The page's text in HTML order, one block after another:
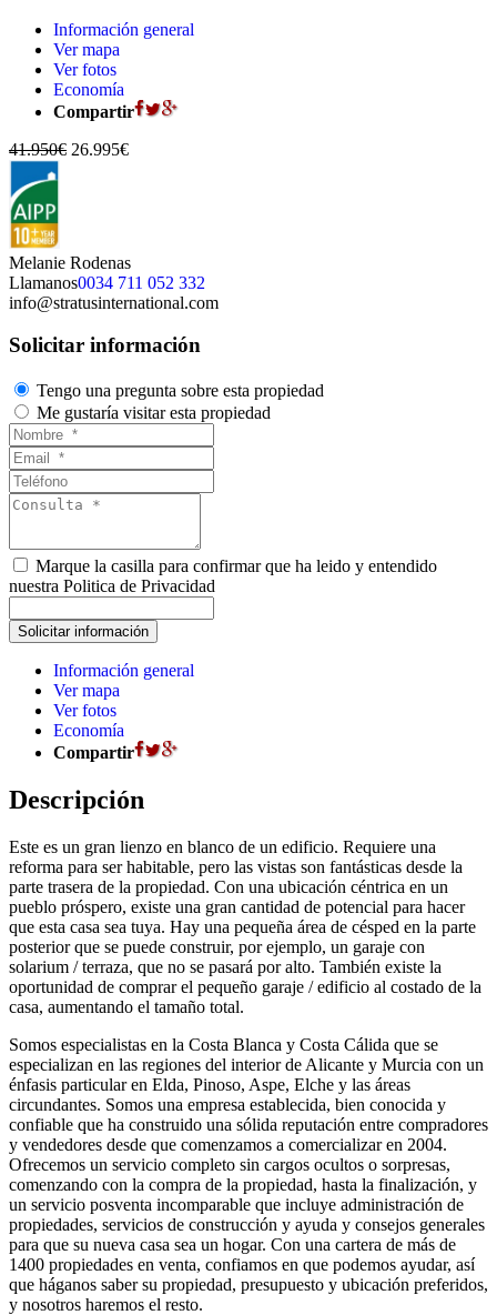
Información general
Ver mapa
Ver fotos
Economía
Compartir
41.950€ 26.995€
Melanie Rodenas
Llamanos0034 711 052 332
info@stratusinternational.com
Solicitar información
Tengo una pregunta sobre esta propiedad
Me gustaría visitar esta propiedad
Marque la casilla para confirmar que ha leido y entendido
nuestra Politica de Privacidad
Información general
Ver mapa
Ver fotos
Economía
Compartir
Descripción
Este es un gran lienzo en blanco de un edificio. Requiere una
reforma para ser habitable, pero las vistas son fantásticas desde la
parte trasera de la propiedad. Con una ubicación céntrica en un
pueblo próspero, existe una gran cantidad de potencial para hacer
que esta casa sea tuya. Hay una pequeña área de césped en la parte
posterior que se puede construir, por ejemplo, un garaje con
solarium / terraza, que no se pasará por alto. También existe la
oportunidad de comprar el pequeño garaje / edificio al costado de la
casa, aumentando el tamaño total.
Somos especialistas en la Costa Blanca y Costa Cálida que se
especializan en las regiones del interior de Alicante y Murcia con un
énfasis particular en Elda, Pinoso, Aspe, Elche y las áreas
circundantes. Somos una empresa establecida, bien conocida y
confiable que ha construido una sólida reputación entre compradores
y vendedores desde que comenzamos a comercializar en 2004.
Ofrecemos un servicio completo sin cargos ocultos o sorpresas,
comenzando con la compra de la propiedad, hasta la finalización, y
un servicio posventa incomparable que incluye administración de
propiedades, servicios de construcción y ayuda y consejos generales
para que su nueva casa sea un hogar. Con una cartera de más de
1400 propiedades en venta, confiamos en que podemos ayudar, así
que háganos saber su propiedad, presupuesto y ubicación preferidos,
y nosotros haremos el resto.